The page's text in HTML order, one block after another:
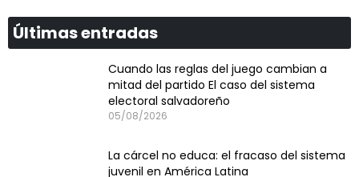
Últimas entradas
Cuando las reglas del juego cambian a
mitad del partido El caso del sistema
electoral salvadoreño
05/08/2026
La cárcel no educa: el fracaso del sistema
juvenil en América Latina